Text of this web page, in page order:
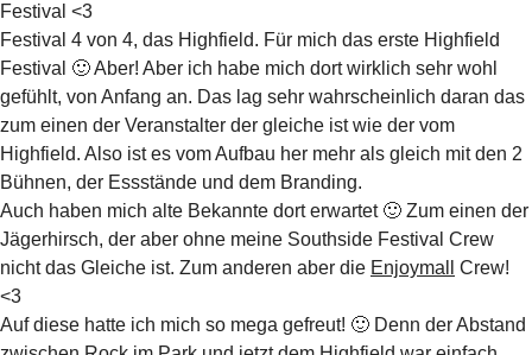
Festival <3
Festival 4 von 4, das Highfield. Für mich das erste Highfield
Festival 🙂 Aber! Aber ich habe mich dort wirklich sehr wohl
gefühlt, von Anfang an. Das lag sehr wahrscheinlich daran das
zum einen der Veranstalter der gleiche ist wie der vom
Highfield. Also ist es vom Aufbau her mehr als gleich mit den 2
Bühnen, der Essstände und dem Branding.
Auch haben mich alte Bekannte dort erwartet 🙂 Zum einen der
Jägerhirsch, der aber ohne meine Southside Festival Crew
nicht das Gleiche ist. Zum anderen aber die Enjoymall
Crew!
<3
Auf diese hatte ich mich so mega gefreut! 🙂 Denn der Abstand